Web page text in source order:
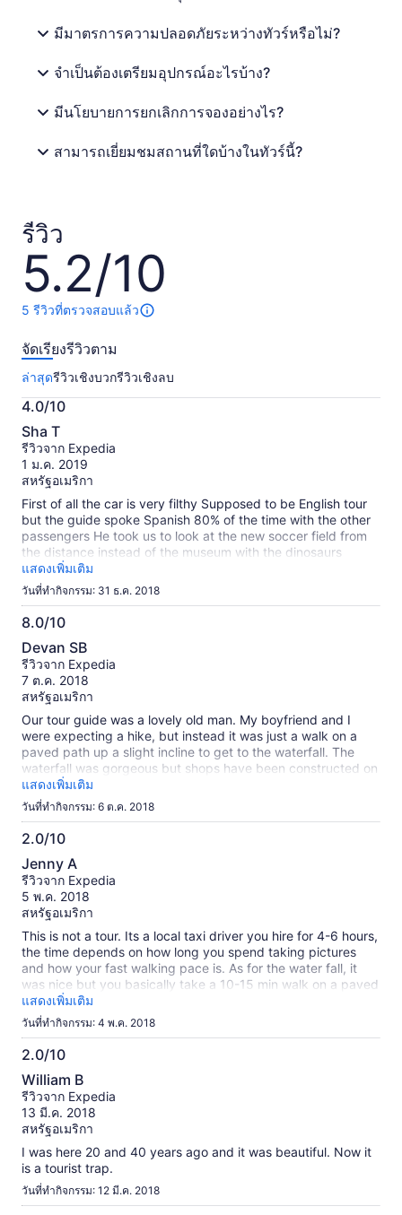
มีมาตรการความปลอดภัยระหว่างทัวร์หรือไม่?
จำเป็นต้องเตรียมอุปกรณ์อะไรบ้าง?
มีนโยบายการยกเลิกการจองอย่างไร?
สามารถเยี่ยมชมสถานที่ใดบ้างในทัวร์นี้?
รีวิว
5.2/10
5.2
จาก
10
5 รีวิวที่ตรวจสอบแล้ว
มี
รีวิว
กับ
กิจกรรม
นี้
ข้อมูล
เพิ่ม
เติม
เกี่ยว
รีวิว
ที่
ได้
รับ
การ
ตรวจ
สอบ
แล้ว
จัดเรียงรีวิวตาม
ล่าสุดรีวิวเชิงบวกรีวิวเชิงลบ
4.0/10
4.0
จาก
10
Sha T
รีวิวจาก Expedia
1 ม.ค. 2019
สหรัฐอเมริกา
First of all the car is very filthy Supposed to be English tour
but the guide spoke Spanish 80% of the time with the other
passengers He took us to look at the new soccer field from
the distance instead of the museum with the dinosaurs
bones He didn’t follow the itinerary and his Englidh is limited
Mexitour is not a professional run company Very
Unfortunately we had the same guide for both days It is a
waste of money
แสดงเพิ่มเติม
วันที่ทำกิจกรรม: 31 ธ.ค. 2018
8.0/10
8.0
จาก
10
Devan SB
รีวิวจาก Expedia
7 ต.ค. 2018
สหรัฐอเมริกา
Our tour guide was a lovely old man. My boyfriend and I
were expecting a hike, but instead it was just a walk on a
paved path up a slight incline to get to the waterfall. The
waterfall was gorgeous but shops have been constructed on
either side of it and it takes away from the experience. What
a shame really. There ropes courses and place where you
which me and another tour member did. It was very cheap
but I am not dead so it went well. After the waterfall, we
were driven down into the town and were taken to two
picture worthy places. We were not expecting time for lunch
so that was a nice surprise. Our tour guide just dropped us
off at a restaurant and left us to fend for ourselves. Luckily
someone on the tour with us spoke some Spanish but if he
weren't there we would not haven been successful in getting
lunch. Afterwards were were driven back to our hotel.
แสดงเพิ่มเติม
วันที่ทำกิจกรรม: 6 ต.ค. 2018
2.0/10
2.0
จาก
10
Jenny A
รีวิวจาก Expedia
5 พ.ค. 2018
สหรัฐอเมริกา
This is not a tour. Its a local taxi driver you hire for 4-6 hours,
the time depends on how long you spend taking pictures
and how your fast walking pace is. As for the water fall, it
was nice but you basically take a 10-15 min walk on a paved
road and up some stairs and its right there. Save your money
and get a taxi from your hotel to take you there.
แสดงเพิ่มเติม
วันที่ทำกิจกรรม: 4 พ.ค. 2018
2.0/10
2.0
จาก
10
William B
รีวิวจาก Expedia
13 มี.ค. 2018
สหรัฐอเมริกา
I was here 20 and 40 years ago and it was beautiful. Now it
is a tourist trap.
วันที่ทำกิจกรรม: 12 มี.ค. 2018